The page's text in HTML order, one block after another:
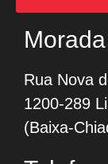
Morada
Rua Nova
1200-289
(Baixa-